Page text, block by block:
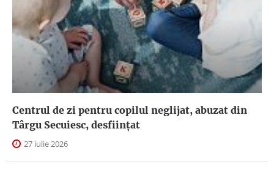
Centrul de zi pentru copilul neglijat, abuzat din
Târgu Secuiesc, desfiinţat
27 iulie 2026